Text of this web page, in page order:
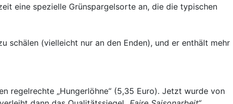
eine spezielle Grünspargelsorte an, die die typischen
schälen (vielleicht nur an den Enden), und er enthält mehr
regelrechte „Hungerlöhne“ (5,35 Euro). Jetzt wurde von